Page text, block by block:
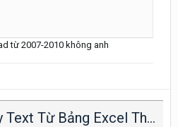
từ 2007-2010 không anh
Nhờ Viết Lisp Copy Text Từ Bảng Excel Thay Thế Text Trên Bảng Trong File Cad Giữ Nguyên Định Dạng Của Text Trên File Cad